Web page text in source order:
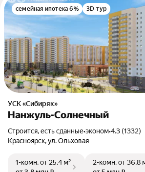
семейная ипотека 6% 3D-тур
УСК «Сибиряк»
Нанжуль-Солнечный
Строится, есть сданные•эконом•4.3 (1332)
Красноярск, ул. Ольховая
1-комн.от 25,4 м²
2-комн.от 36,8